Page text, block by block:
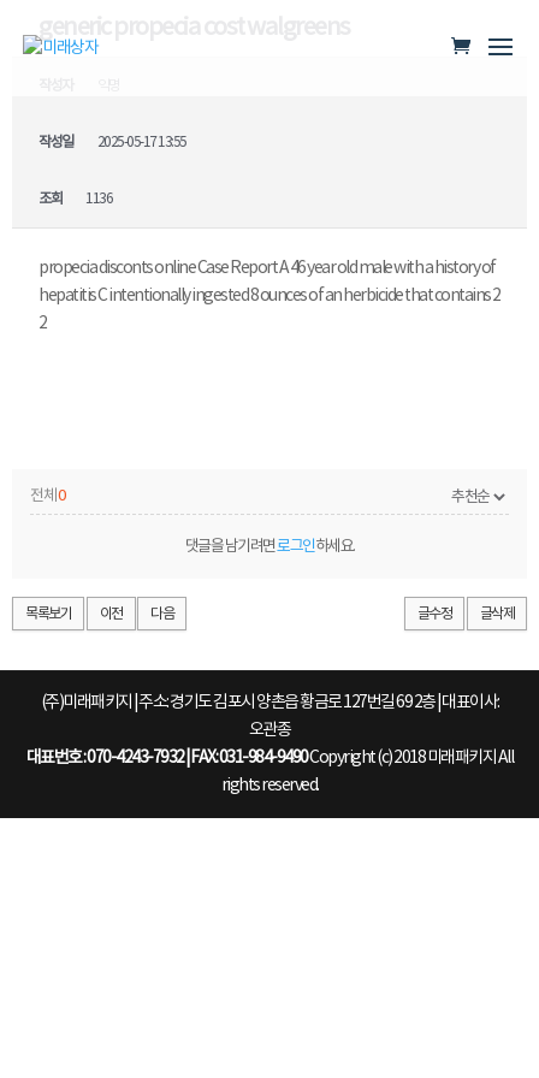
작성일 2025-05-17 13:55
조회 1136
propecia disconts online Case Report A 46 year old male with a history of
hepatitis C intentionally ingested 8 ounces of an herbicide that contains 2
2
전체 0
댓글을 남기려면로그인하세요.
목록보기 이전 다음 글수정 글삭제
(주)미래패키지 | 주소: 경기도 김포시 양촌읍 황금로 127번길 69 2층 | 대표이사:
오관종
대표번호 : 070-4243-7932 | FAX: 031-984-9490Copyright (c) 2018 미래패키지 All
rights reserved.